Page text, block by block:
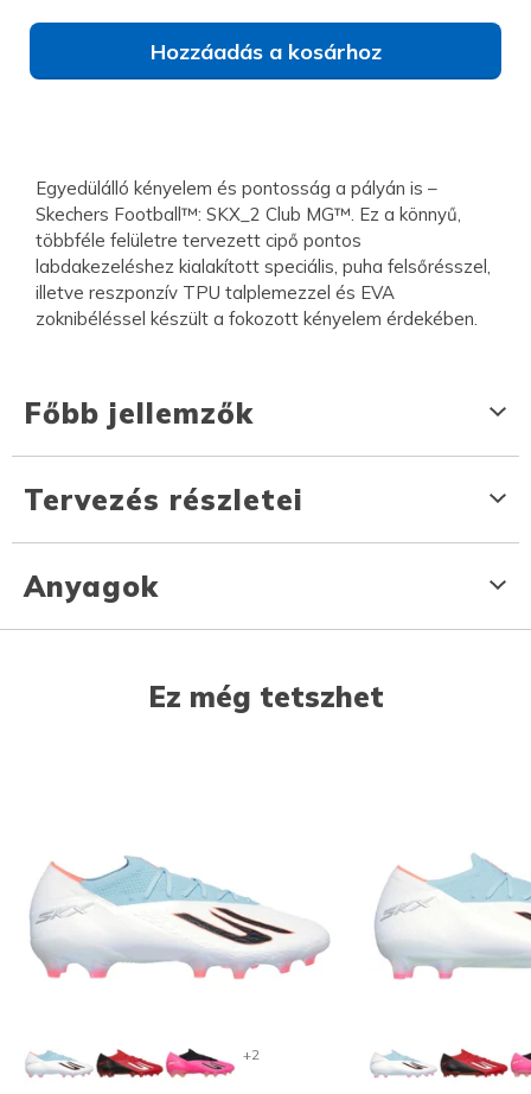
Hozzáadás a kosárhoz
Egyedülálló kényelem és pontosság a pályán is –
Skechers Football™: SKX_2 Club MG™. Ez a könnyű,
többféle felületre tervezett cipő pontos
labdakezeléshez kialakított speciális, puha felsőrésszel,
illetve reszponzív TPU talplemezzel és EVA
zoknibéléssel készült a fokozott kényelem érdekében.
Főbb jellemzők
Tervezés részletei
Anyagok
Ez még tetszhet
+2